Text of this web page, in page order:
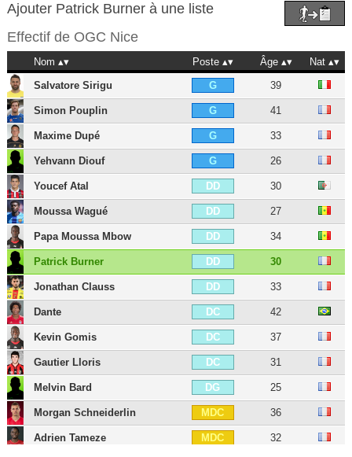
Ajouter Patrick Burner à une liste
Effectif de OGC Nice
Nom Poste Âge
Nat
Salvatore Sirigu
G 39
Simon Pouplin G 41
Maxime Dupé G 33
Yehvann Diouf G 26
Youcef Atal DD 30
Moussa Wagué DD 27
Papa Moussa Mbow DD 34
Patrick Burner DD 30
Jonathan Clauss DD 33
Dante DC 42
Kevin Gomis DC 37
Gautier Lloris DC 31
Melvin Bard DG 25
Morgan Schneiderlin MDC 36
Adrien Tameze MDC 32